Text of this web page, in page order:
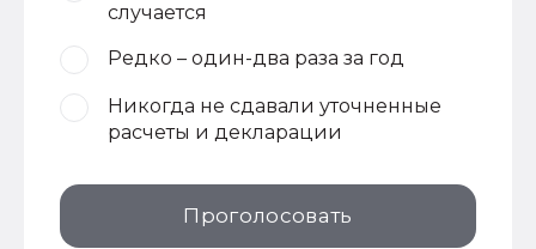
случается
Редко – один-два раза за год
Никогда не сдавали уточненные
расчеты и декларации
Проголосовать